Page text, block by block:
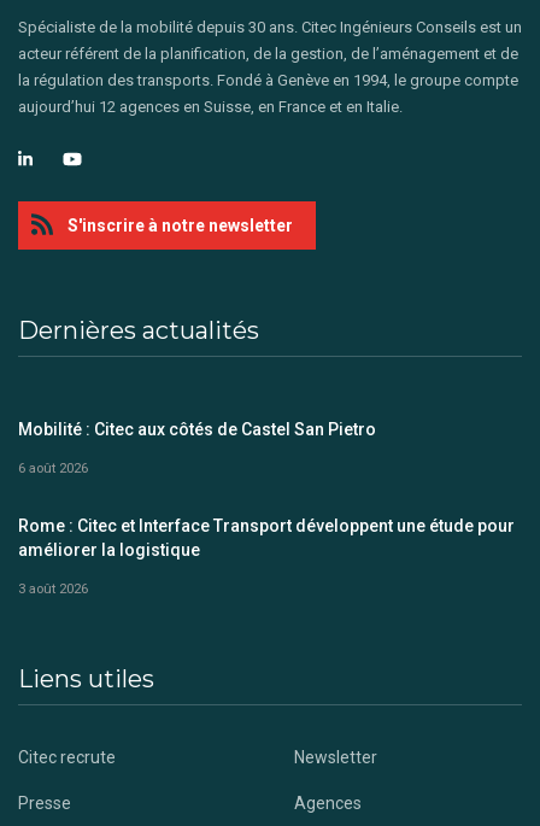
Spécialiste de la mobilité depuis 30 ans. Citec Ingénieurs Conseils est un
acteur référent de la planification, de la gestion, de l’aménagement et de
la régulation des transports. Fondé à Genève en 1994, le groupe compte
aujourd’hui 12 agences en Suisse, en France et en Italie.
S'inscrire à notre newsletter
Dernières actualités
Mobilité : Citec aux côtés de Castel San Pietro
6 août 2026
Rome : Citec et Interface Transport développent une étude pour
améliorer la logistique
3 août 2026
Liens utiles
Citec recrute Newsletter
Presse Agences